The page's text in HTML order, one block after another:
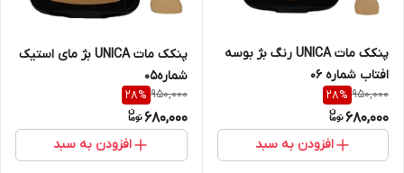
پنکک مات UNICA رنگ بژ بوسه
افتاب شماره 06
950,000
28%
680,000
افزودن به سبد
پنکک مات UNICA بژ مای استیک
شماره05
950,000
28%
680,000
افزودن به سبد